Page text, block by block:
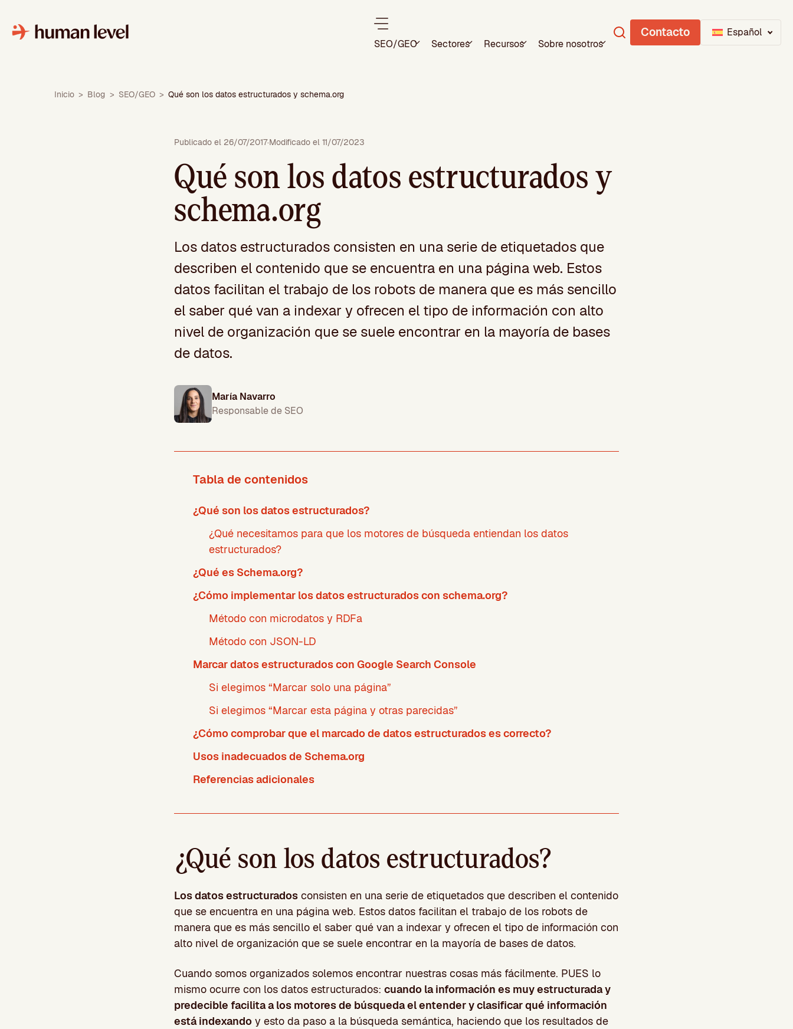
contenido
SEO/GEO Sectores Recursos Sobre nosotros
Contacto Español
Inicio > Blog > SEO/GEO > Qué son los datos estructurados y schema.org
Publicado el 26/07/2017·Modificado el 11/07/2023
Qué son los datos estructurados y
schema.org
Los datos estructurados consisten en una serie de etiquetados que
describen el contenido que se encuentra en una página web. Estos
datos facilitan el trabajo de los robots de manera que es más sencillo
el saber qué van a indexar y ofrecen el tipo de información con alto
nivel de organización que se suele encontrar en la mayoría de bases
de datos.
María Navarro
Responsable de SEO
Tabla de contenidos
¿Qué son los datos estructurados?
¿Qué necesitamos para que los motores de búsqueda entiendan los datos
estructurados?
¿Qué es Schema.org?
¿Cómo implementar los datos estructurados con schema.org?
Método con microdatos y RDFa
Método con JSON-LD
Marcar datos estructurados con Google Search Console
Si elegimos “Marcar solo una página”
Si elegimos “Marcar esta página y otras parecidas”
¿Cómo comprobar que el marcado de datos estructurados es correcto?
Usos inadecuados de Schema.org
Referencias adicionales
¿Qué son los datos estructurados?
Los datos estructurados consisten en una serie de etiquetados que describen el contenido
que se encuentra en una página web. Estos datos facilitan el trabajo de los robots de
manera que es más sencillo el saber qué van a indexar y ofrecen el tipo de información con
alto nivel de organización que se suele encontrar en la mayoría de bases de datos.
Cuando somos organizados solemos encontrar nuestras cosas más fácilmente. PUES lo
mismo ocurre con los datos estructurados: cuando la información es muy estructurada y
predecible facilita a los motores de búsqueda el entender y clasificar qué información
está indexando y esto da paso a la búsqueda semántica, haciendo que los resultados de